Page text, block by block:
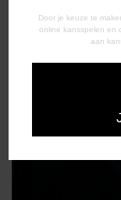
Door je keuze te
online kansspelen en
aan